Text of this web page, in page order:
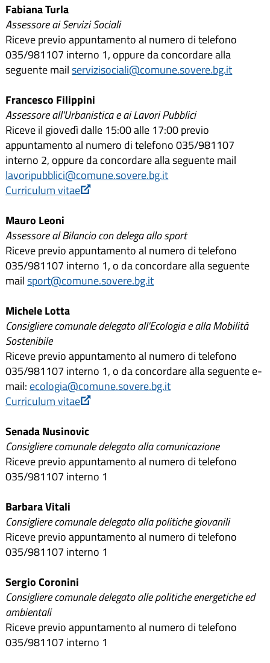
Fabiana Turla
Assessore ai Servizi Sociali
Riceve previo appuntamento al numero di telefono
035/981107 interno 1, oppure da concordare alla
seguente mailservizisociali@comune.sovere.bg.it
Francesco Filippini
Assessore all'Urbanistica e ai Lavori Pubblici
Riceve il giovedì dalle 15:00 alle 17:00 previo
appuntamento al numero di telefono 035/981107
interno 2, oppure da concordare alla seguente mail
lavoripubblici@comune.sovere.bg.it
Curriculum vitae
Mauro Leoni
Assessore al Bilancio con delega allo sport
Riceve previo appuntamento al numero di telefono
035/981107 interno 1, o da concordare alla seguente
mailsport@comune.sovere.bg.it
Michele Lotta
Consigliere comunale delegato all'Ecologia e alla Mobilità
Sostenibile
Riceve previo appuntamento al numero di telefono
035/981107 interno 1, o da concordare alla seguente e-
mail: ecologia@comune.sovere.bg.it
Curriculum vitae
Senada Nusinovic
Consigliere comunale delegato alla comunicazione
Riceve previo appuntamento al numero di telefono
035/981107 interno 1
Barbara Vitali
Consigliere comunale delegato alla politiche giovanili
Riceve previo appuntamento al numero di telefono
035/981107 interno 1
Sergio Coronini
Consigliere comunale delegato alle politiche energetiche ed
ambientali
Riceve previo appuntamento al numero di telefono
035/981107 interno 1